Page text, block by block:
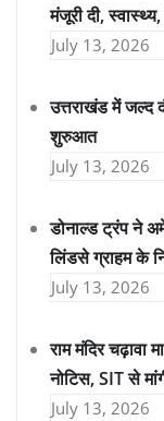
मंजूरी दी,
July 13, 2026
उत्तराखंड में जल्द
शुरुआत
July 13, 2026
डोनाल्ड ट्रंप ने
लिंडसे ग्राहम के
July 13, 2026
राम मंदिर चढ़ावा
नोटिस, SIT से
July 13, 2026